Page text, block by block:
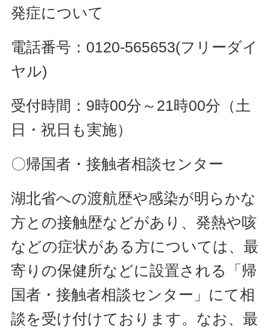
発症について
電話番号：0120-565653(フリーダイ
ヤル)
受付時間：9時00分～21時00分（土
日・祝日も実施）
〇帰国者・接触者相談センター
湖北省への渡航歴や感染が明らかな
方との接触歴などがあり、発熱や咳
などの症状がある方については、最
寄りの保健所などに設置される「帰
国者・接触者相談センター」にて相
談を受け付けております。なお、最